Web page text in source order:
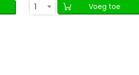
1
Voeg toe